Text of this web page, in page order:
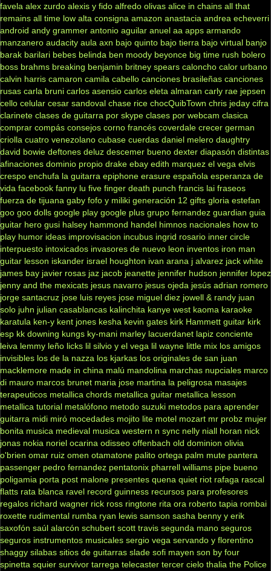
favela alex zurdo alexis y fido alfredo olivas alice in chains all that
remains all time low alta consigna amazon anastacia andrea echeverri
android andy grammer antonio aguilar anuel aa apps armando
manzanero audacity aula axn bajo quinto bajo tierra bajo virtual banjo
barak barilari bebes belinda ben moody beyonce big time rush bolero
boss brahms breaking benjamin britney spears caloncho calor urbano
calvin harris camaron camila cabello canciones brasileñas canciones
rusas carla bruni carlos asensio carlos eleta almaran carly rae jepsen
cello celular cesar sandoval chase rice chocQuibTown chris jeday cifra
clarinete clases de guitarra por skype clases por webcam clasica
comprar compás consejos corno francés coverdale crecer german
criolla cuatro venezolano cubase cuerdas daniel melero daughtry
david bowie deftones deluz descemer bueno dexter diapasón distintas
afinaciones dominio propio drake ebay edith marquez el vega elvis
crespo enchufa la guitarra epiphone erasure española esperanza de
vida facebook fanny lu five finger death punch francis lai fraseos
fuerza de tijuana gaby fofo y miliki generación 12 gifts gloria estefan
goo goo dolls google play google plus grupo fernandez guardian guia
guitar hero gusi halsey hammond handel himnos nacionales how to
play humor ideas improvisacion incubus ingrid rosario inner circle
interpuesto intoxicados invasores de nuevo leon inventos iron man
guitar lesson iskander israel houghton ivan arana j alvarez jack white
james bay javier rosas jaz jacob jeanette jennifer hudson jennifer lopez
jenny and the mexicats jesus navarro jesus ojeda jesús adrian romero
jorge santacruz jose luis reyes jose miguel diez jowell & randy juan
solo juhn julian casablancas kalinchita kanye west kaoma karaoke
karatula ken-y kent jones kesha kevin gates kirk Hammett guitar kirk
esp kk downing kungs ky-mani marley lacuerdanet lapiz conciente
leiva lemmy leño licks lil silvio y el vega lil wayne little mix los amigos
invisibles los de la nazza los kjarkas los originales de san juan
macklemore made in china malú mandolina marchas nupciales marco
di mauro marcos brunet maria jose martina la peligrosa masajes
terapeuticos metallica chords metallica guitar metallica lesson
metallica tutorial metalófono metodo suzuki metodos para aprender
guitarra midi miró mocedades mojito lite motel mozart mr probz mujer
bonita musica medieval musica western n sync nelly niall horan nick
jonas nokia noriel ocarina odisseo offenbach old dominion olivia
o'brien omar ruiz omen otamatone palito ortega palm mute pantera
passenger pedro fernandez pentatonix pharrell williams pipe bueno
poligamia porta post malone presentes quena quiet riot rafaga rascal
flatts rata blanca ravel record guinness recursos para profesores
regalos richard wagner rick ross ringtone rita ora roberto tapia rombai
roxette rudimental rumba ryan lewis samson sasha benny y erik
saxofón saúl alarcón schubert scott travis segunda mano seguros
seguros instrumentos musicales sergio vega servando y florentino
shaggy silabas sitios de guitarras slade sofi mayen son by four
spinetta squier survivor tarrega telecaster tercer cielo thalia the Police